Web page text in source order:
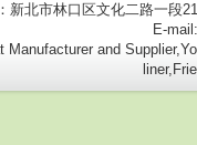
新北市林口区文化二路一段
E-
and